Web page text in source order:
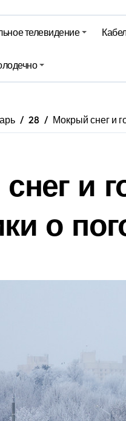
предпочтения, буфеты,
телевидение
28 Мокрый снег и
и
о